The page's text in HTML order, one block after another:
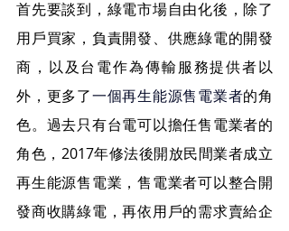
首先要談到，綠電市場自由化後，除了
用戶買家，負責開發、供應綠電的開發
商，以及台電作為傳輸服務提供者以
外，更多了一個再生能源售電業者的角
色。過去只有台電可以擔任售電業者的
角色，2017年修法後開放民間業者成立
再生能源售電業，售電業者可以整合開
發商收購綠電，再依用戶的需求賣給企